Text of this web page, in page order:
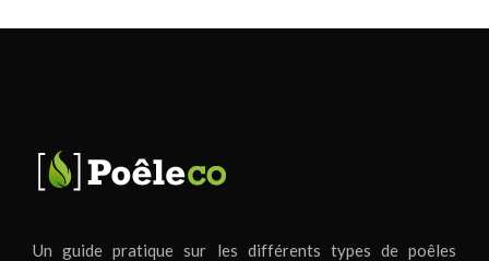
Un guide pratique sur les différents types de poêles